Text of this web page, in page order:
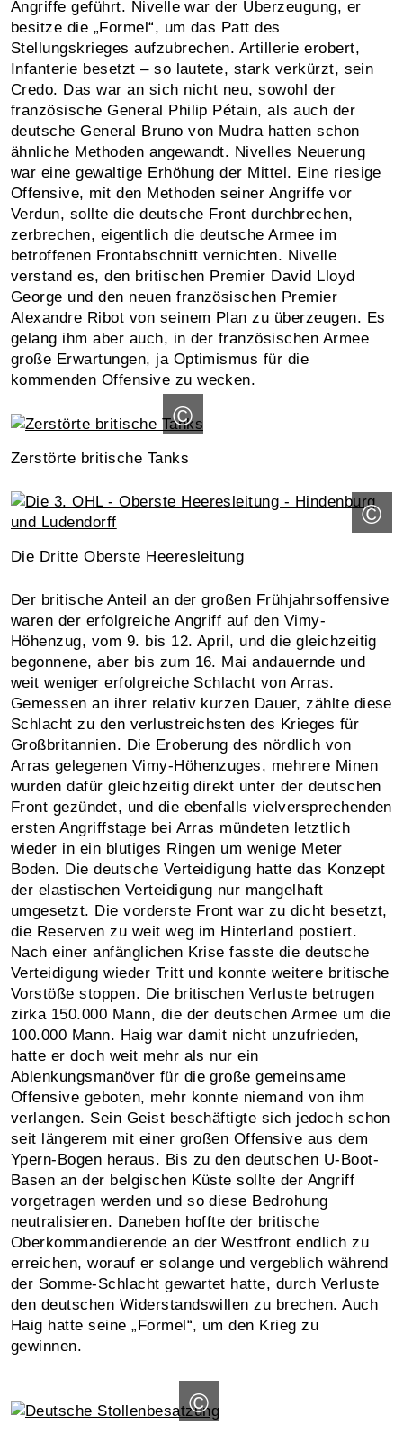
Angriffe geführt. Nivelle war der Überzeugung, er
besitze die „Formel“, um das Patt des
Stellungskrieges aufzubrechen. Artillerie erobert,
Infanterie besetzt – so lautete, stark verkürzt, sein
Credo. Das war an sich nicht neu, sowohl der
französische General Philip Pétain, als auch der
deutsche General Bruno von Mudra hatten schon
ähnliche Methoden angewandt. Nivelles Neuerung
war eine gewaltige Erhöhung der Mittel. Eine riesige
Offensive, mit den Methoden seiner Angriffe vor
Verdun, sollte die deutsche Front durchbrechen,
zerbrechen, eigentlich die deutsche Armee im
betroffenen Frontabschnitt vernichten. Nivelle
verstand es, den britischen Premier David Lloyd
George und den neuen französischen Premier
Alexandre Ribot von seinem Plan zu überzeugen. Es
gelang ihm aber auch, in der französischen Armee
große Erwartungen, ja Optimismus für die
kommenden Offensive zu wecken.
©
Zerstörte britische Tanks
©
Die Dritte Oberste Heeresleitung
Der britische Anteil an der großen Frühjahrsoffensive
waren der erfolgreiche Angriff auf den Vimy-
Höhenzug, vom 9. bis 12. April, und die gleichzeitig
begonnene, aber bis zum 16. Mai andauernde und
weit weniger erfolgreiche Schlacht von Arras.
Gemessen an ihrer relativ kurzen Dauer, zählte diese
Schlacht zu den verlustreichsten des Krieges für
Großbritannien. Die Eroberung des nördlich von
Arras gelegenen Vimy-Höhenzuges, mehrere Minen
wurden dafür gleichzeitig direkt unter der deutschen
Front gezündet, und die ebenfalls vielversprechenden
ersten Angriffstage bei Arras mündeten letztlich
wieder in ein blutiges Ringen um wenige Meter
Boden. Die deutsche Verteidigung hatte das Konzept
der elastischen Verteidigung nur mangelhaft
umgesetzt. Die vorderste Front war zu dicht besetzt,
die Reserven zu weit weg im Hinterland postiert.
Nach einer anfänglichen Krise fasste die deutsche
Verteidigung wieder Tritt und konnte weitere britische
Vorstöße stoppen. Die britischen Verluste betrugen
zirka 150.000 Mann, die der deutschen Armee um die
100.000 Mann. Haig war damit nicht unzufrieden,
hatte er doch weit mehr als nur ein
Ablenkungsmanöver für die große gemeinsame
Offensive geboten, mehr konnte niemand von ihm
verlangen. Sein Geist beschäftigte sich jedoch schon
seit längerem mit einer großen Offensive aus dem
Ypern-Bogen heraus. Bis zu den deutschen U-Boot-
Basen an der belgischen Küste sollte der Angriff
vorgetragen werden und so diese Bedrohung
neutralisieren. Daneben hoffte der britische
Oberkommandierende an der Westfront endlich zu
erreichen, worauf er solange und vergeblich während
der Somme-Schlacht gewartet hatte, durch Verluste
den deutschen Widerstandswillen zu brechen. Auch
Haig hatte seine „Formel“, um den Krieg zu
gewinnen.
©